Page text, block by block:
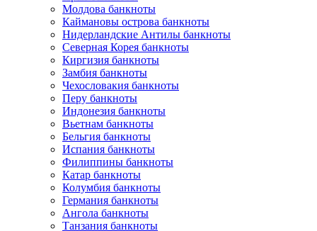
Молдова банкноты
Каймановы острова банкноты
Нидерландские Антилы банкноты
Северная Корея банкноты
Киргизия банкноты
Замбия банкноты
Чехословакия банкноты
Перу банкноты
Индонезия банкноты
Вьетнам банкноты
Бельгия банкноты
Испания банкноты
Филиппины банкноты
Катар банкноты
Колумбия банкноты
Германия банкноты
Ангола банкноты
Танзания банкноты